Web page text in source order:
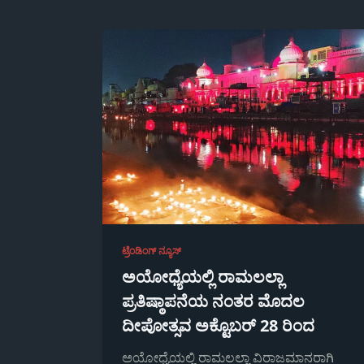
ಟ್ರೆಂಡಿಂಗ್ ನ್ಯೂಸ್
ಅಯೋಧ್ಯೆಯಲ್ಲಿ ರಾಮಲಲ್ಲಾ
ಪ್ರತಿಷ್ಠಾಪನೆಯ ನಂತರ ಮೊದಲ
ದೀಪೋತ್ಸವ ಅಕ್ಟೊಬರ್ 28 ರಿಂದ
ಅಯೋಧ್ಯೆಯಲ್ಲಿ ರಾಮಲಲ್ಲಾ ವಿರಾಜಮಾನರಾಗಿ